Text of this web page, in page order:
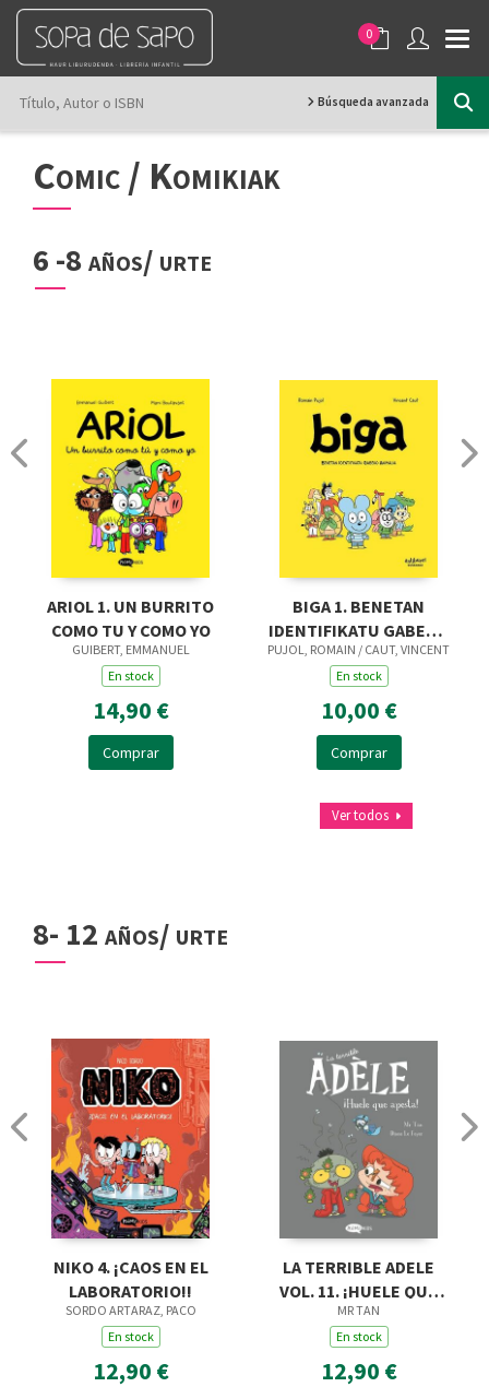
0
Búsqueda avanzada
Comic / Komikiak
6 -8 años/ urte
ARIOL 1. UN BURRITO
COMO TU Y COMO YO
GUIBERT, EMMANUEL
En stock
14,90 €
Comprar
BIGA 1. BENETAN
IDENTIFIKATU GABEKO
ANIMALIA (AVNI =
EUSKARA)
PUJOL, ROMAIN / CAUT, VINCENT
En stock
10,00 €
Comprar
Ver todos
8- 12 años/ urte
NIKO 4. ¡CAOS EN EL
LABORATORIO!!
SORDO ARTARAZ, PACO
En stock
12,90 €
LA TERRIBLE ADELE
VOL. 11. ¡HUELE QUE
APESTA!
MR TAN
En stock
12,90 €